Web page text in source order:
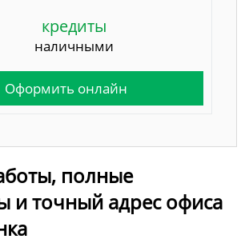
кредиты
наличными
Оформить онлайн
полные
и точный адрес офиса